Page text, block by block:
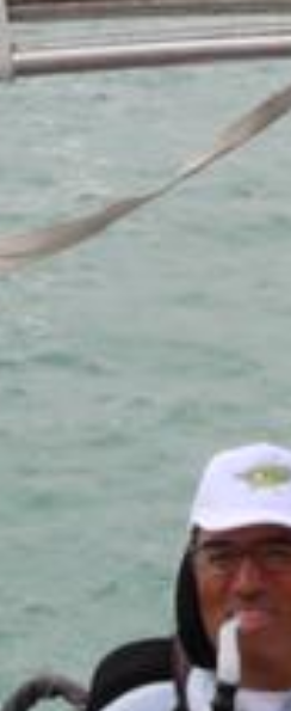
Ebook
Cerca...
Contattaci
+39 0973 683908
info@coopauxilium.it